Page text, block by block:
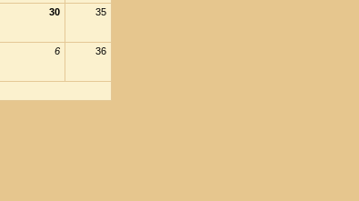
30 35
6 36